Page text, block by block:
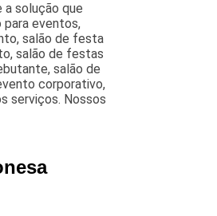
a solução que
eventos,
salão de festa
salão de festas
salão de
corporativo,
serviços. Nossos